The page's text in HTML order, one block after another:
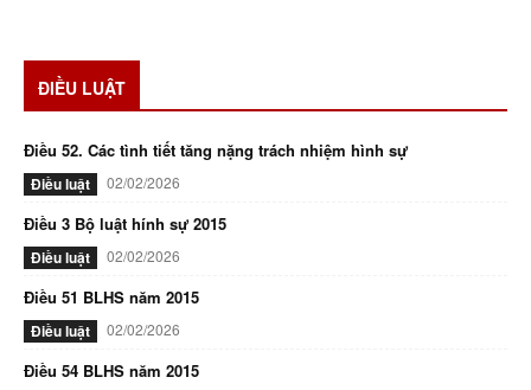
ĐIỀU LUẬT
Điều 52. Các tình tiết tăng nặng trách nhiệm hình sự
Điều luật 02/02/2026
Điều 3 Bộ luật hính sự 2015
Điều luật 02/02/2026
Điều 51 BLHS năm 2015
Điều luật 02/02/2026
Điều 54 BLHS năm 2015